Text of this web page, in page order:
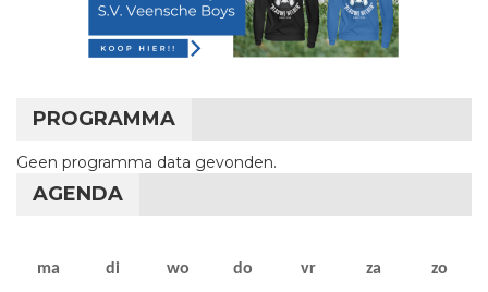
PROGRAMMA
Geen programma data gevonden.
AGENDA
ma maandag
di dinsdag
wo woensdag
do donderdag
vr vrijdag
za zaterdag
zo